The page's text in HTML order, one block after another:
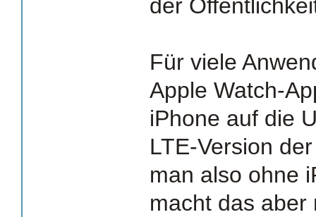
der
Für viele
Apple Watch-
iPhone auf die
LTE-Version
man also ohne
macht das aber